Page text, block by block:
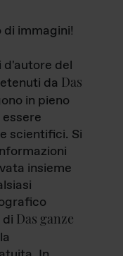
di immagini!
d'autore del
da Das
in pieno
scientifici. Si
insieme
Das ganze